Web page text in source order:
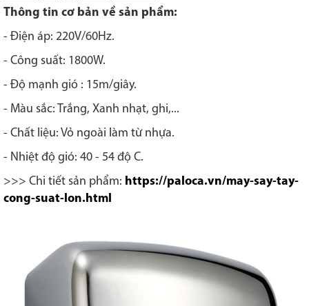
Thông tin cơ bản về sản phẩm:
- Điện áp: 220V/60Hz.
- Công suất: 1800W.
- Độ mạnh gió : 15m/giây.
- Màu sắc: Trắng, Xanh nhạt, ghi,...
- Chất liệu: Vỏ ngoài làm từ nhựa.
- Nhiệt độ gió: 40 - 54 độ C.
>>> Chi tiết sản phẩm: https://paloca.vn/may-say-tay-
cong-suat-lon.html